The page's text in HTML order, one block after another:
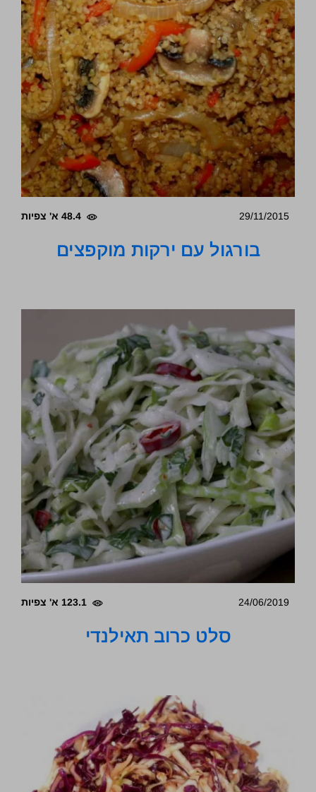
29/11/2015 48.4 א' צפיות
בורגול עם ירקות מוקפצים
24/06/2019 123.1 א' צפיות
סלט כרוב תאילנדי